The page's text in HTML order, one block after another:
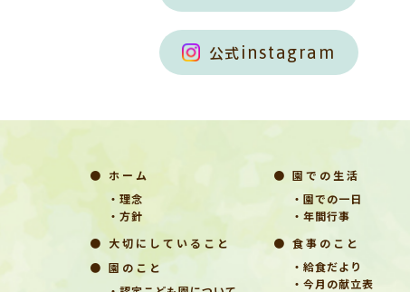
公式instagram
● ホーム
・理念
・方針
● 大切にしていること
● 園のこと
● 園での生活
・園での一日
・年間行事
● 食事のこと
・給食だより
・今月の献立表